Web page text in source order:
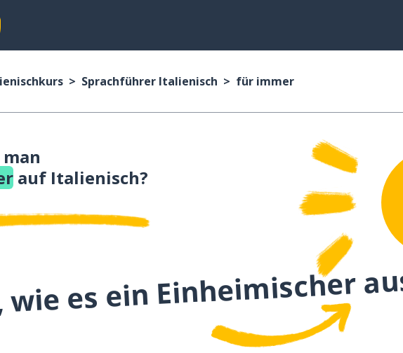
Sprachführer Italienisch für immer
auf Italienisch?
es ein Einheimischer